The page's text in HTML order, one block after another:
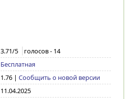
3.71/5 голосов - 14
Бесплатная
1.76| Сообщить о новой версии
11.04.2025